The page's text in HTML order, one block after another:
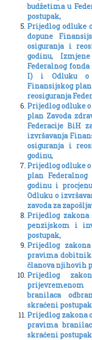
budžetima u
postupak,
Prijedlog odluke
dopune
osiguranja i
godinu,
Federalnog
I) i Odluku o
Finansijskog
reosiguranja
Prijedlog odluke
plan Zavoda
Federacije BiH
izvršavanja
osiguranja i
godinu,
Prijedlog odluke
plan Federalnog
godinu i
Odluku o
zavoda za
Prijedlog
penzijskom i
postupak,
Prijedlog
pravima
članova njihovih
Prijedlog
branilaca
skraćeni
Prijedlog zakona
pravima
skraćeni